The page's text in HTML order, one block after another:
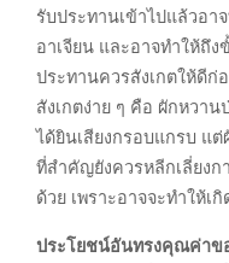
รับประทานเข้าไปแล้วอา
อาเจียน และอาจทำให้ถึ
ประทานควรสังเกตให้ดีก่
สังเกตง่าย ๆ คือ ผักหวาน
ได้ยินเสียงกรอบแกรบ แ
ที่สำคัญยังควรหลีกเลี่ยง
ด้วย เพราะอาจจะทำให้เ
ประโยชน์อันทรงคุณค่าข